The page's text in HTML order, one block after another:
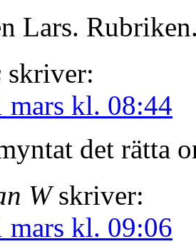
Lars.
skriver:
mars kl. 08:44
det rätta
W skriver:
mars kl. 09:06